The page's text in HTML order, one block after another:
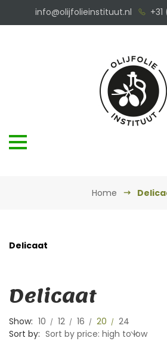
info@olijfolieinstituut.nl
Home
Delicaat
Delicaat
Show: 10 12 16 20
24
Sort by: Sort by price: high to low